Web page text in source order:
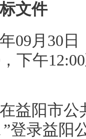
文件
09月30
下午
益阳市
”登录益阳